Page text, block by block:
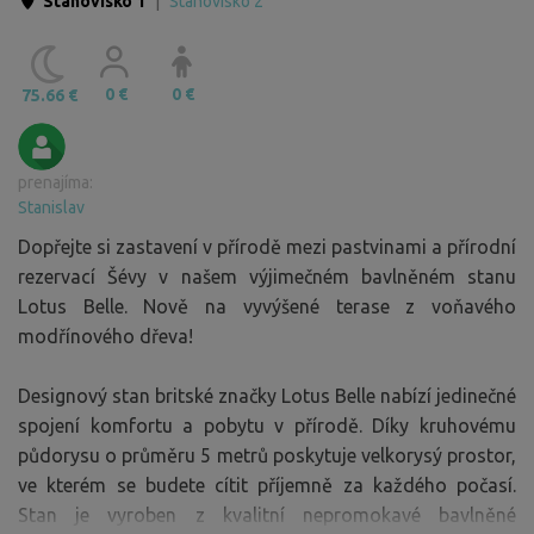
75.66 € 0 € 0 €
prenajíma:
Stanislav
Dopřejte si zastavení v přírodě mezi pastvinami a přírodní
rezervací Šévy v našem výjimečném bavlněném stanu
Lotus Belle. Nově na vyvýšené terase z voňavého
modřínového dřeva!
Designový stan britské značky Lotus Belle nabízí jedinečné
spojení komfortu a pobytu v přírodě. Díky kruhovému
půdorysu o průměru 5 metrů poskytuje velkorysý prostor,
ve kterém se budete cítit příjemně za každého počasí.
Stan je vyroben z kvalitní nepromokavé bavlněné